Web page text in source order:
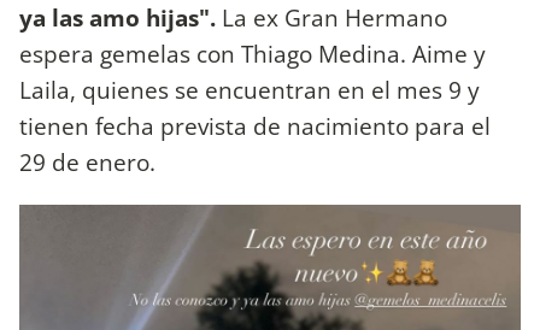
ya las amo hijas". La ex Gran Hermano
espera gemelas con Thiago Medina. Aime y
Laila, quienes se encuentran en el mes 9 y
tienen fecha prevista de nacimiento para el
29 de enero.